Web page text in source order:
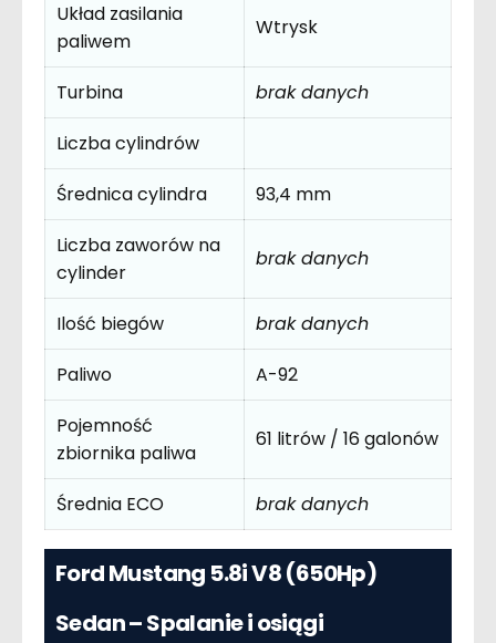
Układ zasilania
paliwem
Wtrysk
Turbina
brak danych
Liczba cylindrów
Średnica cylindra
93,4 mm
Liczba zaworów na
cylinder
brak danych
Ilość biegów
brak danych
Paliwo
A-92
Pojemność
zbiornika paliwa
61 litrów / 16 galonów
Średnia ECO brak danych
Ford Mustang 5.8i V8 (650Hp)
Sedan – Spalanie i osiągi